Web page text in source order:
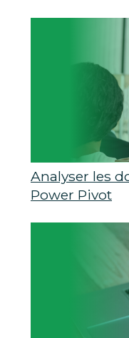
Analyser les
Power Pivot